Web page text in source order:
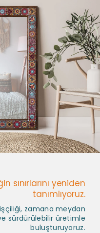
sınırlarını yeniden
tanımlıyoruz.
işçiliği, zamana meydan
sürdürülebilir üretimle
buluşturuyoruz.